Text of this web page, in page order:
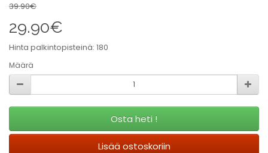
39.90€
29.90€
Hinta palkintopisteinä: 180
Määrä
Osta heti !
Lisää ostoskoriin